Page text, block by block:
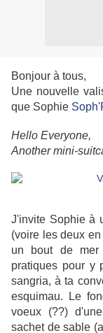
Bonjour à tous,
Une nouvelle
que Sophie
Hello Everyone,
Another mini-
J'invite Sophie à
(voire les deux
un bout de
pratiques pour y
sangria, à ta
esquimau. Le
voeux (??)
sachet de sable